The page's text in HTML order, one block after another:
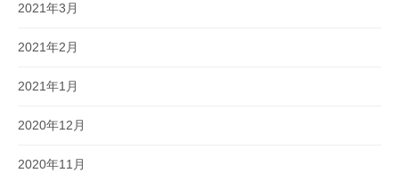
2021年3月
2021年2月
2021年1月
2020年12月
2020年11月